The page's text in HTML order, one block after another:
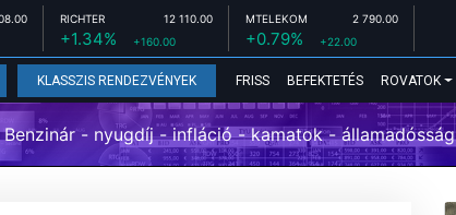
RICHTER 12 110.00
+1.34% +160.00
MTELEKOM 2 790.00
+0.79% +22.00
KLASSZIS RENDEZVÉNYEK FRISS BEFEKTETÉS ROVATOK
Benzinár - nyugdíj - infláció - kamatok - államadósság